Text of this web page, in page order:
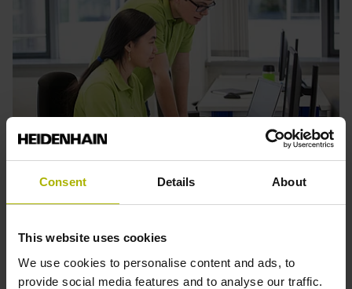
Consent Details About
This website uses cookies
We use cookies to personalise content and ads, to
provide social media features and to analyse our traffic.
Herausforderungen. Gestalte die digitale Zukunft mit uns!